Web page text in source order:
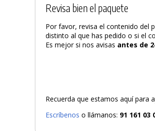
Revisa bien el paquete
Por favor, revisa el contenido del
distinto al que has pedido o si el
Es mejor si nos avisas antes de
Recuerda que estamos aquí para
Escríbenos o llámanos: 91 161 03